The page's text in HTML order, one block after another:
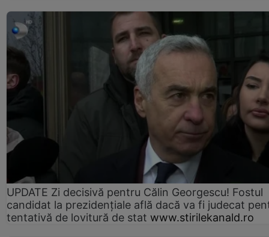
UPDATE Zi decisivă pentru Călin Georgescu! Fostul
candidat la prezidențiale află dacă va fi judecat
tentativă de lovitură de stat www.stirilekanald.ro